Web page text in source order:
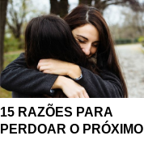
15 RAZÕES PARA
PERDOAR O PRÓXIMO